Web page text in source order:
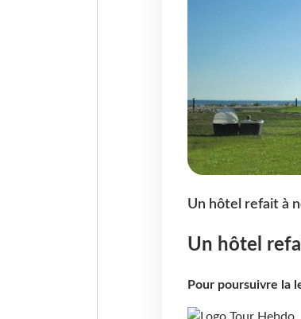
Un hôtel refait à
Un hôtel
Pour poursuivre la